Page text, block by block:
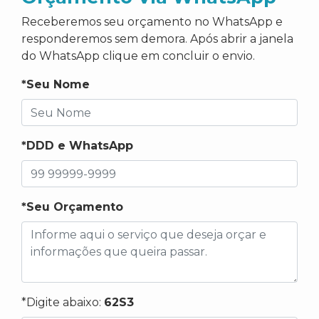
Receberemos seu orçamento no WhatsApp e
responderemos sem demora. Após abrir a janela
do WhatsApp clique em concluir o envio.
*Seu Nome
*DDD e WhatsApp
*Seu Orçamento
*Digite abaixo: 62S3